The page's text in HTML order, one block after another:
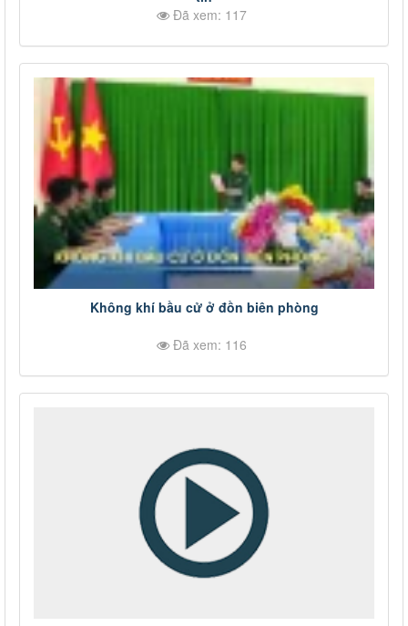
Đã xem: 117
Không khí bầu cử ở đồn biên phòng
Đã xem: 116